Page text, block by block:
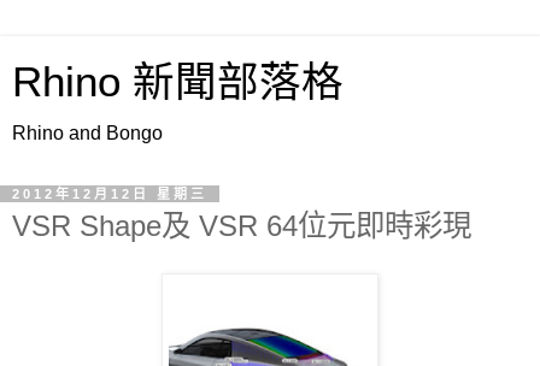
Rhino 新聞部落格
Rhino and Bongo
2012年12月12日 星期三
VSR Shape及 VSR 64位元即時彩現